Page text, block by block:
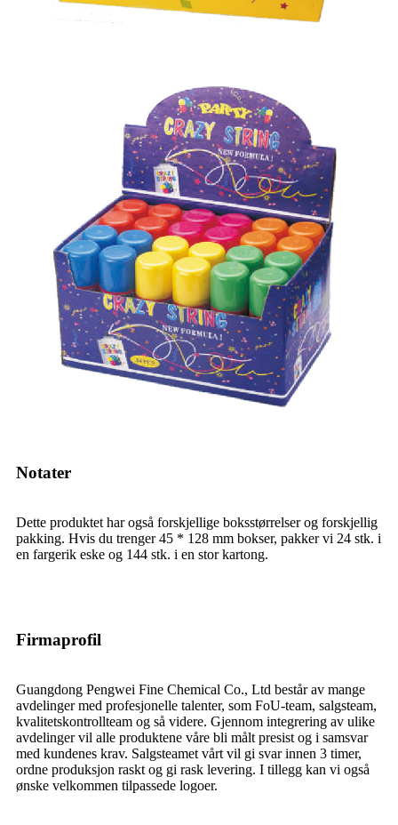
Notater
Dette produktet har også forskjellige boksstørrelser og forskjellig
pakking. Hvis du trenger 45 * 128 mm bokser, pakker vi 24 stk. i
en fargerik eske og 144 stk. i en stor kartong.
Firmaprofil
Guangdong Pengwei Fine Chemical Co., Ltd består av mange
avdelinger med profesjonelle talenter, som FoU-team, salgsteam,
kvalitetskontrollteam og så videre. Gjennom integrering av ulike
avdelinger vil alle produktene våre bli målt presist og i samsvar
med kundenes krav. Salgsteamet vårt vil gi svar innen 3 timer,
ordne produksjon raskt og gi rask levering. I tillegg kan vi også
ønske velkommen tilpassede logoer.